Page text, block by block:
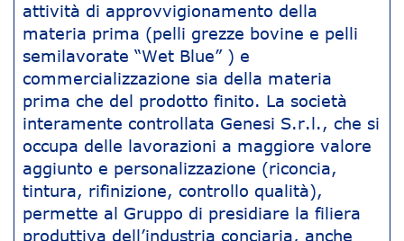
attività di approvvigionamento della
materia prima (pelli grezze bovine e pelli
semilavorate “Wet Blue” ) e
commercializzazione sia della materia
prima che del prodotto finito. La società
interamente controllata Genesi S.r.l., che si
occupa delle lavorazioni a maggiore valore
aggiunto e personalizzazione (riconcia,
tintura, rifinizione, controllo qualità),
permette al Gruppo di presidiare la filiera
produttiva dell’industria conciaria, anche